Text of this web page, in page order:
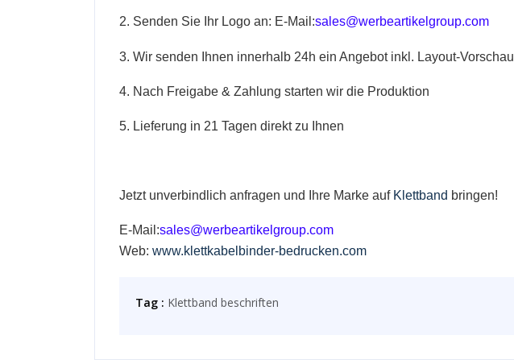
2. Senden Sie Ihr Logo an: E-Mail:sales@werbeartikelgroup.com
3. Wir senden Ihnen innerhalb 24h ein Angebot inkl. Layout-Vorschau
4. Nach Freigabe & Zahlung starten wir die Produktion
5. Lieferung in 21 Tagen direkt zu Ihnen
Jetzt unverbindlich anfragen und Ihre Marke auf Klettband bringen!
E-Mail:sales@werbeartikelgroup.com
Web: www.klettkabelbinder-bedrucken.com
Tag : Klettband beschriften